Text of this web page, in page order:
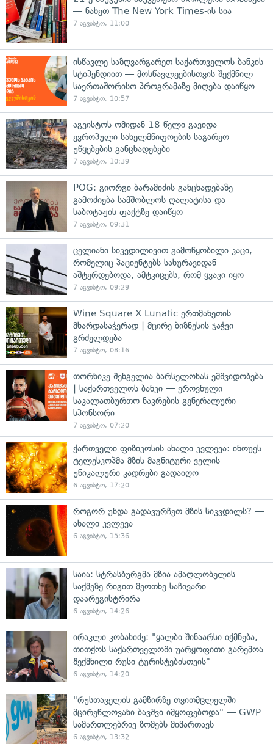
— ნახეთ The New York Times-ის სია
7 აგვისტო, 11:00
ისწავლე საზღვარგარეთ საქართველოს ბანკის
სტიპენდიით — მოსწავლეებისთვის შექმნილ
საერთაშორისო პროგრამაზე მიღება დაიწყო
7 აგვისტო, 10:57
აგვისტოს ომიდან 18 წელი გავიდა —
ევროპული სახელმწიფოების საგარეო
უწყებების განცხადებები
7 აგვისტო, 10:39
POG: გიორგი ბარამიძის განცხადებაზე
გამოძიება სამშობლოს ღალატისა და
საბოტაჟის ფაქტზე დაიწყო
7 აგვისტო, 09:31
ცელიანი სიკვდილივით გამოწყობილი კაცი,
რომელიც პაციენტებს სახურავიდან
აშტერდებოდა, ამტკიცებს, რომ ყვავი იყო
7 აგვისტო, 09:29
Wine Square X Lunatic ერთმანეთის
მხარდასაჭერად | მცირე ბიზნესის ჯაჭვი
გრძელდება
7 აგვისტო, 08:16
თორნიკე შენგელია ბარსელონას ემშვიდობება
| საქართველოს ბანკი — ეროვნული
საკალათბურთო ნაკრების გენერალური
სპონსორი
7 აგვისტო, 07:20
ქართველი ფიზიკოსის ახალი კვლევა: ინოუეს
ტელესკოპმა მზის მაგნიტური ველის
უნიკალური კადრები გადაიღო
6 აგვისტო, 17:20
როგორ უნდა გადავურჩეთ მზის სიკვდილს? —
ახალი კვლევა
6 აგვისტო, 15:36
საია: სტრასბურგმა მზია ამაღლობელის
საქმეზე რიგით მეოთხე საჩივარი
დაარეგისტრირა
6 აგვისტო, 14:26
ირაკლი კობახიძე: "ყალბი შინაარსი იქმნება,
თითქოს საქართველოში უარყოფითი გარემოა
შექმნილი რუსი ტურისტებისთვის"
6 აგვისტო, 14:20
"რუსთაველის გამზირზე თვითმცლელში
მცირეწლოვანი ბავშვი იმყოფებოდა" — GWP
სამართლებრივ ზომებს მიმართავს
6 აგვისტო, 13:32